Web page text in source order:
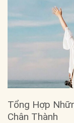
Tổng Hợp
Chân Thành